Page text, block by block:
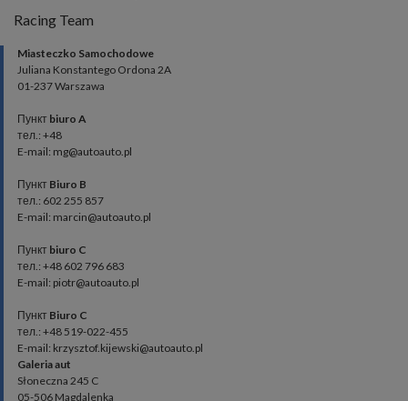
Racing Team
Miasteczko Samochodowe
Juliana Konstantego Ordona 2A
01-237 Warszawa
Пункт biuro A
тел.: +48
E-mail: mg@autoauto.pl
Пункт Biuro B
тел.: 602 255 857
E-mail: marcin@autoauto.pl
Пункт biuro C
тел.: +48 602 796 683
E-mail: piotr@autoauto.pl
Пункт Biuro C
тел.: +48 519-022-455
E-mail: krzysztof.kijewski@autoauto.pl
Galeria aut
Słoneczna 245 C
05-506 Magdalenka